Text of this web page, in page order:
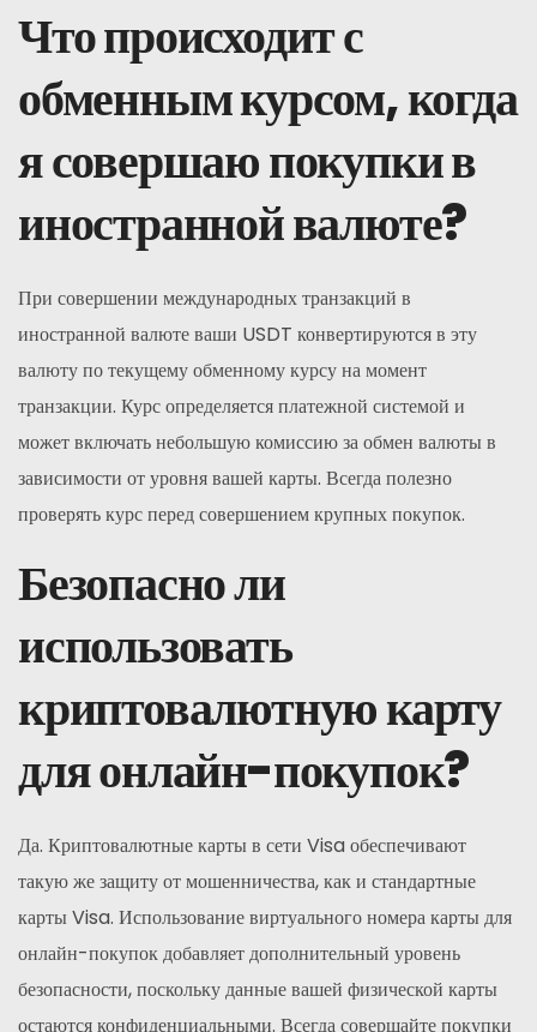
Что происходит с
обменным курсом, когда
я совершаю покупки в
иностранной валюте?
При совершении международных транзакций в
иностранной валюте ваши USDT конвертируются в эту
валюту по текущему обменному курсу на момент
транзакции. Курс определяется платежной системой и
может включать небольшую комиссию за обмен валюты в
зависимости от уровня вашей карты. Всегда полезно
проверять курс перед совершением крупных покупок.
Безопасно ли
использовать
криптовалютную карту
для онлайн-покупок?
Да. Криптовалютные карты в сети Visa обеспечивают
такую же защиту от мошенничества, как и стандартные
карты Visa. Использование виртуального номера карты для
онлайн-покупок добавляет дополнительный уровень
безопасности, поскольку данные вашей физической карты
остаются конфиденциальными. Всегда совершайте покупки